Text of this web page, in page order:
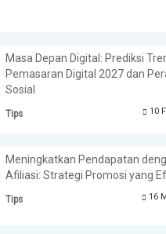
Masa Depan Digital: Prediksi
Pemasaran Digital 2027 dan
Sosial
Tips 10
Meningkatkan Pendapatan
Afiliasi: Strategi Promosi yang
Tips 16